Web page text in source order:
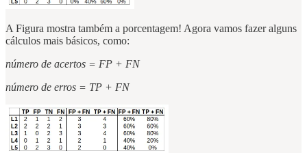
A Figura mostra também a porcentagem! Agora vamos fazer alguns
cálculos mais básicos, como:
número de acertos = FP + FN
número de erros = TP + FN